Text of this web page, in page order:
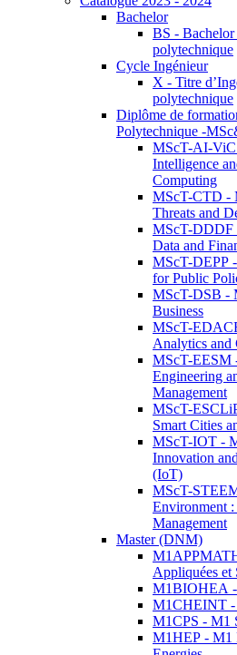
Bachelor
BS -
polytechnique
Cycle Ingénieur
X - Titre
polytechnique
Diplôme de
Polytechnique -
MScT-AI-
Intelligence
Computing
MScT-CTD -
Threats and
MScT-DDDF
Data and
MScT-DEPP
for Public
MScT-DSB -
Business
MScT-
Analytics and
MScT-EESM
Engineering
Management
MScT-
Smart Cities
MScT-IOT -
Innovation
(IoT)
MScT-
Environment
Management
Master (DNM)
Appliquées et
M1BIOHEA -
M1CHEINT -
M1CPS - M1
M1HEP - M1